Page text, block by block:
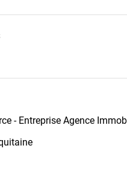
- Entreprise Agence